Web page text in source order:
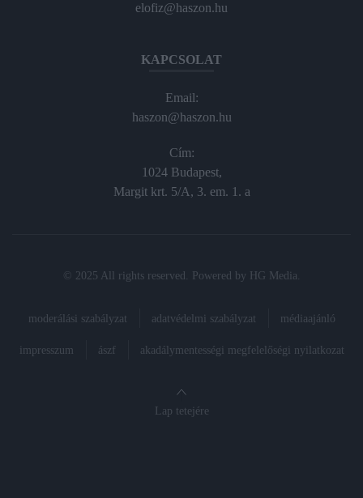
elofiz@haszon.hu
KAPCSOLAT
Email:
haszon@haszon.hu
Cím:
1024 Budapest,
Margit krt. 5/A, 3. em. 1. a
© 2025 All rights reserved. Powered by HG Media.
moderálási szabályzat adatvédelmi szabályzat médiaajánló
impresszum ászf akadálymentességi megfelelőségi nyilatkozat
Lap tetejére